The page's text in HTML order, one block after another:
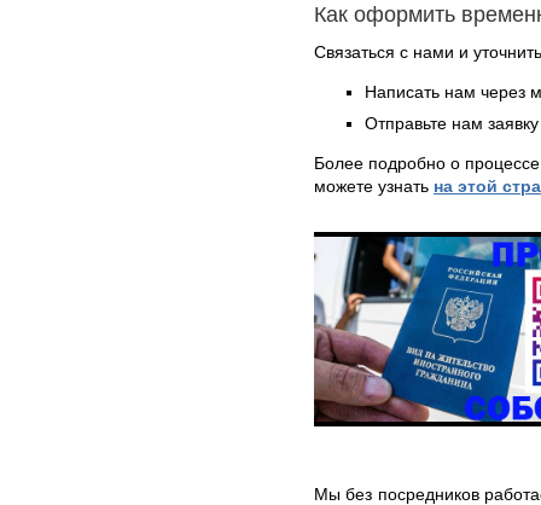
Как оформить
Связаться с нами и
Написать нам через
Отправьте нам
Более подробно о
можете узнать на этой
Мы без посредников